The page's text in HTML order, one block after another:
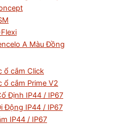
A Màu Đồng
ổ cắm Click
ổ cắm Prime V2
Định IP44 / IP67
Động IP44 / IP67
IP44 / IP67